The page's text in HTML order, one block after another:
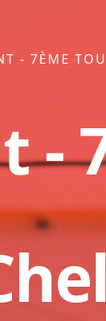
- 7ÈME
-